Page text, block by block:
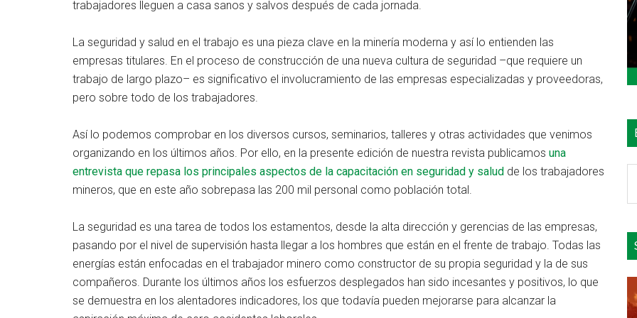
trabajadores lleguen a casa sanos y salvos después de cada jornada.
La seguridad y salud en el trabajo es una pieza clave en la minería moderna y así lo entienden las
empresas titulares. En el proceso de construcción de una nueva cultura de seguridad –que requiere un
trabajo de largo plazo– es significativo el involucramiento de las empresas especializadas y proveedoras,
pero sobre todo de los trabajadores.
Así lo podemos comprobar en los diversos cursos, seminarios, talleres y otras actividades que venimos
organizando en los últimos años. Por ello, en la presente edición de nuestra revista publicamos una
entrevista que repasa los principales aspectos de la capacitación en seguridad y salud de los trabajadores
mineros, que en este año sobrepasa las 200 mil personal como población total.
La seguridad es una tarea de todos los estamentos, desde la alta dirección y gerencias de las empresas,
pasando por el nivel de supervisión hasta llegar a los hombres que están en el frente de trabajo. Todas las
energías están enfocadas en el trabajador minero como constructor de su propia seguridad y la de sus
compañeros. Durante los últimos años los esfuerzos desplegados han sido incesantes y positivos, lo que
se demuestra en los alentadores indicadores, los que todavía pueden mejorarse para alcanzar la